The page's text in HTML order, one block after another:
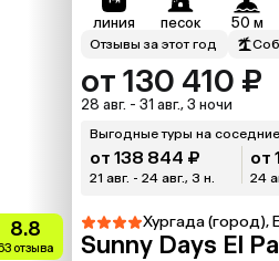
линия песок 50 м
Отзывы за этот год
от 130 410 ₽
28 авг. - 31 авг., 3 ночи
Выгодные туры на
от 138 844 ₽
21 авг. - 24 авг., 3 н.
от
24
8.8
отзыва
Хургада (город),
Sunny Days El